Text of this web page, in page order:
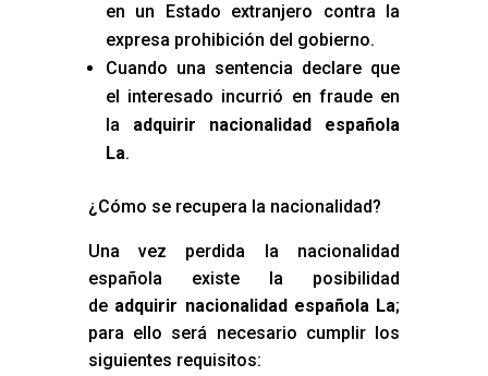
en un Estado extranjero contra la
expresa prohibición del gobierno.
Cuando una sentencia declare que
el interesado incurrió en fraude en
la adquirir nacionalidad española
La.
¿Cómo se recupera la nacionalidad?
Una vez perdida la nacionalidad
española existe la posibilidad
de adquirir nacionalidad española La;
para ello será necesario cumplir los
siguientes requisitos: